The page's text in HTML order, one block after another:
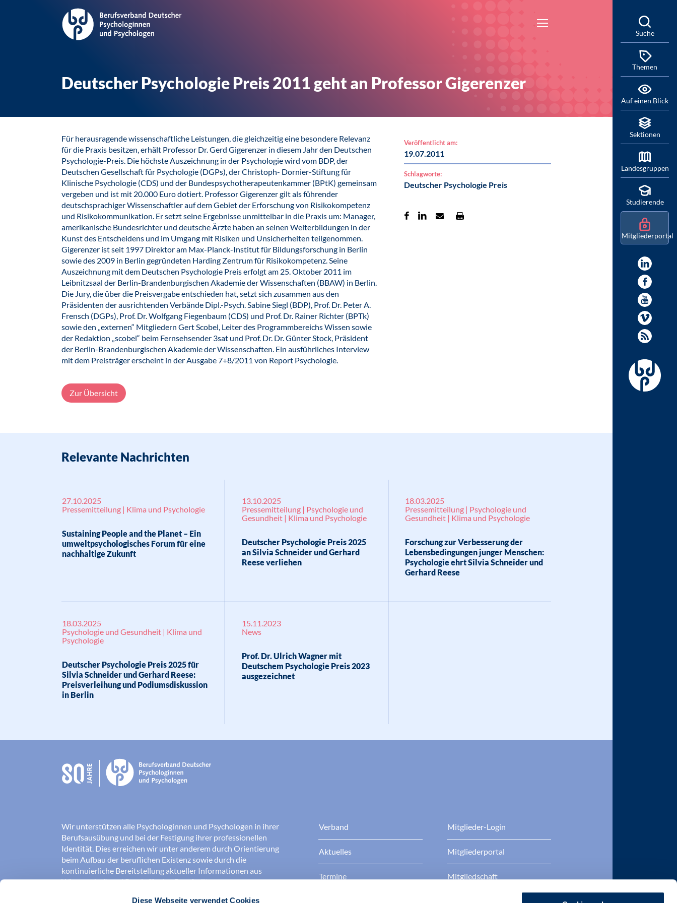
Diese Webseite verwendet Cookies
Deutscher Psychologie Preis 2011 geht an Professor Gigerenzer
Für herausragende wissenschaftliche Leistungen, die gleichzeitig eine besondere Relevanz
für die Praxis besitzen, erhält Professor Dr. Gerd Gigerenzer in diesem Jahr den Deutschen
Psychologie-Preis. Die höchste Auszeichnung in der Psychologie wird vom BDP, der
Deutschen Gesellschaft für Psychologie (DGPs), der Christoph- Dornier-Stiftung für
Klinische Psychologie (CDS) und der Bundespsychotherapeutenkammer (BPtK) gemeinsam
vergeben und ist mit 20.000 Euro dotiert. Professor Gigerenzer gilt als führender
deutschsprachiger Wissenschaftler auf dem Gebiet der Erforschung von Risikokompetenz
und Risikokommunikation. Er setzt seine Ergebnisse unmittelbar in die Praxis um: Manager,
amerikanische Bundesrichter und deutsche Ärzte haben an seinen Weiterbildungen in der
Kunst des Entscheidens und im Umgang mit Risiken und Unsicherheiten teilgenommen.
Gigerenzer ist seit 1997 Direktor am Max-Planck-Institut für Bildungsforschung in Berlin
sowie des 2009 in Berlin gegründeten Harding Zentrum für Risikokompetenz. Seine
Auszeichnung mit dem Deutschen Psychologie Preis erfolgt am 25. Oktober 2011 im
Leibnitzsaal der Berlin-Brandenburgischen Akademie der Wissenschaften (BBAW) in Berlin.
Die Jury, die über die Preisvergabe entschieden hat, setzt sich zusammen aus den
Präsidenten der ausrichtenden Verbände Dipl.-Psych. Sabine Siegl (BDP), Prof. Dr. Peter A.
Frensch (DGPs), Prof. Dr. Wolfgang Fiegenbaum (CDS) und Prof. Dr. Rainer Richter (BPTk)
sowie den „externen“ Mitgliedern Gert Scobel, Leiter des Programmbereichs Wissen sowie
der Redaktion „scobel“ beim Fernsehsender 3sat und Prof. Dr. Dr. Günter Stock, Präsident
der Berlin-Brandenburgischen Akademie der Wissenschaften. Ein ausführliches Interview
mit dem Preisträger erscheint in der Ausgabe 7+8/2011 von Report Psychologie.
Veröffentlicht am:
19.07.2011
Schlagworte:
Deutscher Psychologie Preis
Zur Übersicht
Relevante Nachrichten
27.10.2025
Pressemitteilung | Klima und Psychologie
Sustaining People and the Planet – Ein
umweltpsychologisches Forum für eine
nachhaltige Zukunft
13.10.2025
Pressemitteilung | Psychologie und
Gesundheit | Klima und Psychologie
Deutscher Psychologie Preis 2025
an Silvia Schneider und Gerhard
Reese verliehen
18.03.2025
Pressemitteilung | Psychologie und
Gesundheit | Klima und Psychologie
Forschung zur Verbesserung der
Lebensbedingungen junger Menschen:
Psychologie ehrt Silvia Schneider und
Gerhard Reese
18.03.2025
Psychologie und Gesundheit | Klima und
Psychologie
Deutscher Psychologie Preis 2025 für
Silvia Schneider und Gerhard Reese:
Preisverleihung und Podiumsdiskussion
in Berlin
15.11.2023
News
Prof. Dr. Ulrich Wagner mit
Deutschem Psychologie Preis 2023
ausgezeichnet
Wir unterstützen alle Psychologinnen und Psychologen in ihrer
Berufsausübung und bei der Festigung ihrer professionellen
Identität. Dies erreichen wir unter anderem durch Orientierung
beim Aufbau der beruflichen Existenz sowie durch die
kontinuierliche Bereitstellung aktueller Informationen aus
Wissenschaft und Praxis für den Berufsalltag.
Verband
Aktuelles
Termine
Mitglieder-Login
Mitgliederportal
Mitgliedschaft
Suche
Themen
Auf einen Blick
Sektionen
Landesgruppen
Studierende
Mitgliederportal